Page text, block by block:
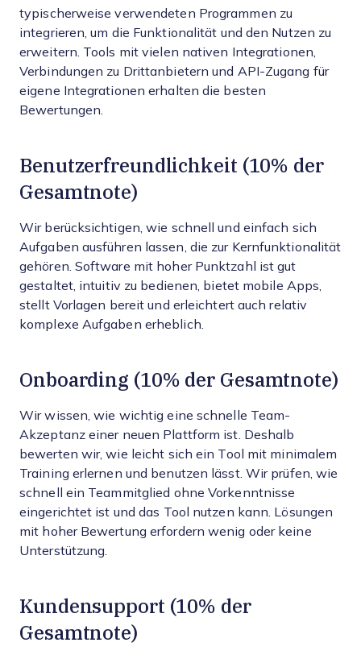
typischerweise verwendeten Programmen zu
integrieren, um die Funktionalität und den Nutzen zu
erweitern. Tools mit vielen nativen Integrationen,
Verbindungen zu Drittanbietern und API-Zugang für
eigene Integrationen erhalten die besten
Bewertungen.
Benutzerfreundlichkeit (10% der
Gesamtnote)
Wir berücksichtigen, wie schnell und einfach sich
Aufgaben ausführen lassen, die zur Kernfunktionalität
gehören. Software mit hoher Punktzahl ist gut
gestaltet, intuitiv zu bedienen, bietet mobile Apps,
stellt Vorlagen bereit und erleichtert auch relativ
komplexe Aufgaben erheblich.
Onboarding (10% der Gesamtnote)
Wir wissen, wie wichtig eine schnelle Team-
Akzeptanz einer neuen Plattform ist. Deshalb
bewerten wir, wie leicht sich ein Tool mit minimalem
Training erlernen und benutzen lässt. Wir prüfen, wie
schnell ein Teammitglied ohne Vorkenntnisse
eingerichtet ist und das Tool nutzen kann. Lösungen
mit hoher Bewertung erfordern wenig oder keine
Unterstützung.
Kundensupport (10% der
Gesamtnote)